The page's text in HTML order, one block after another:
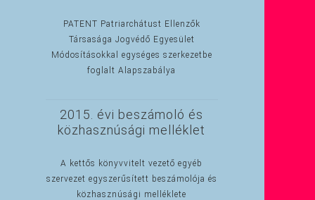
PATENT Patriarchátust Ellenzők
Társasága Jogvédő Egyesület
Módosításokkal egységes szerkezetbe
foglalt Alapszabálya
2015. évi beszámoló és
közhasznúsági melléklet
A kettős könyvvitelt vezető egyéb
szervezet egyszerűsített beszámolója és
közhasznúsági melléklete